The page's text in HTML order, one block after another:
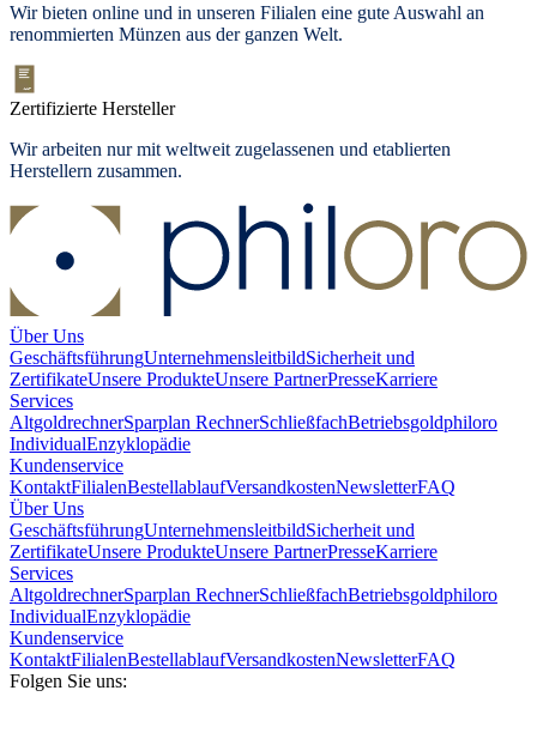
Wir bieten online und in unseren Filialen eine gute Auswahl an
renommierten Münzen aus der ganzen Welt.
Zertifizierte Hersteller
Wir arbeiten nur mit weltweit zugelassenen und etablierten
Herstellern zusammen.
Über Uns
GeschäftsführungUnternehmensleitbildSicherheit und
ZertifikateUnsere ProdukteUnsere PartnerPresseKarriere
Services
AltgoldrechnerSparplan RechnerSchließfachBetriebsgoldphiloro
IndividualEnzyklopädie
Kundenservice
KontaktFilialenBestellablaufVersandkostenNewsletterFAQ
Über Uns
GeschäftsführungUnternehmensleitbildSicherheit und
ZertifikateUnsere ProdukteUnsere PartnerPresseKarriere
Services
AltgoldrechnerSparplan RechnerSchließfachBetriebsgoldphiloro
IndividualEnzyklopädie
Kundenservice
KontaktFilialenBestellablaufVersandkostenNewsletterFAQ
Folgen Sie uns: